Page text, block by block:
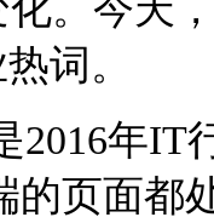
。今天
词。
年IT
的页面都